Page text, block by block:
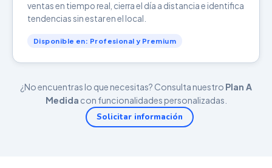
ventas en tiempo real, cierra el día a distancia e identifica
tendencias sin estar en el local.
Disponible en: Profesional y Premium
¿No encuentras lo que necesitas? Consulta nuestro Plan A
Medida con funcionalidades personalizadas.
Solicitar información